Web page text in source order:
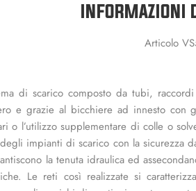
INFORMAZIONI
Articolo
di scarico composto da tubi,
e grazie al bicchiere ad innesto con
o l’utilizzo supplementare di colle o
impianti di scarico con la sicurezza
la tenuta idraulica ed
Le reti così realizzate si